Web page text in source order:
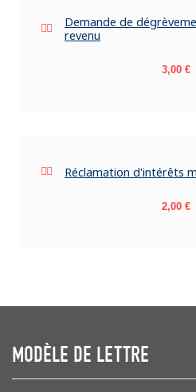
Demande de
revenu
Prix
3,00 €
Réclamation d'intérêts
Prix
2,00 €
MODÈLE DE LETTRE